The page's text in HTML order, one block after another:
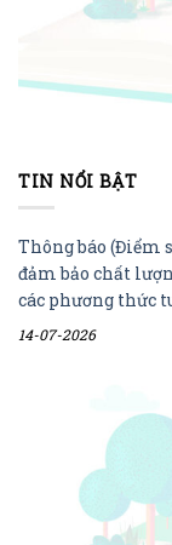
TIN NỔI BẬT
Thông báo (Điểm
đảm bảo chất
các phương thức
14-07-2026